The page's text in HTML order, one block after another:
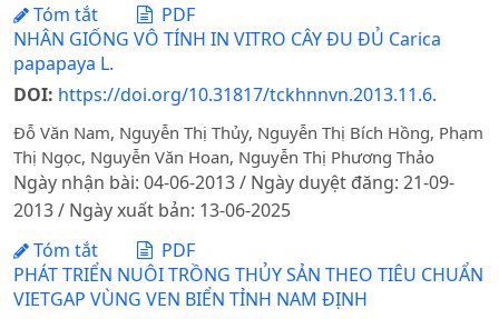
Tóm tắt
PDF
NHÂN GIỐNG VÔ TÍNH IN VITRO CÂY ĐU ĐỦ Carica
papapaya L.
DOI: https://doi.org/10.31817/tckhnnvn.2013.11.6.
Đỗ Văn Nam, Nguyễn Thị Thủy, Nguyễn Thị Bích Hồng, Phạm
Thị Ngọc, Nguyễn Văn Hoan, Nguyễn Thị Phương Thảo
Ngày nhận bài: 04-06-2013 / Ngày duyệt đăng: 21-09-
2013 / Ngày xuất bản: 13-06-2025
Tóm tắt
PDF
PHÁT TRIỂN NUÔI TRỒNG THỦY SẢN THEO TIÊU CHUẨN
VIETGAP VÙNG VEN BIỂN TỈNH NAM ĐỊNH